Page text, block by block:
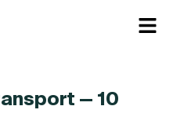
— 10